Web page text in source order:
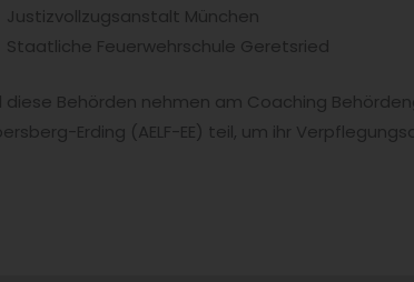
Justizvollzugsanstalt München
Staatliche Feuerwehrschule Geretsried
diese Behörden nehmen am Coaching
Erding (AELF-EE) teil, um ihr